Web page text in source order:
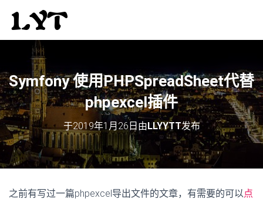
Symfony 使用PHPSpreadSheet代替
phpexcel插件
于2019年1月26日 由LLYYTT发布
之前有写过一篇phpexcel导出文件的文章，有需要的可以点